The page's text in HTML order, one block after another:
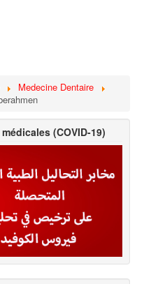
Medecine Dentaire
(COVID-19)